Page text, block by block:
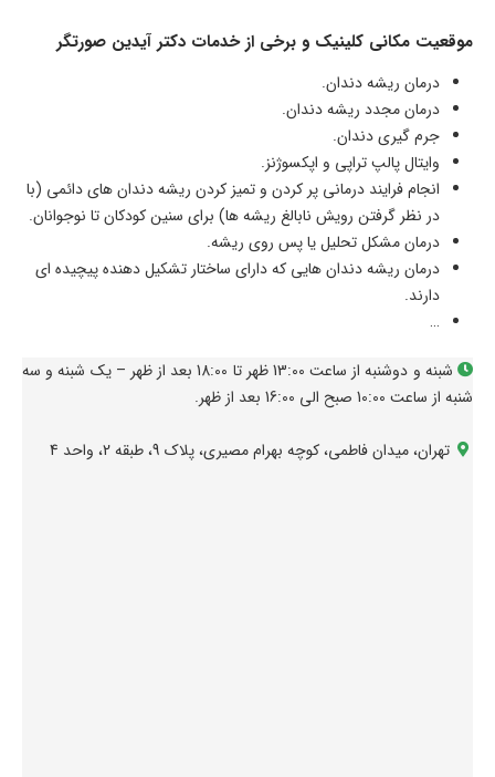
موقعیت مکانی کلینیک و برخی از خدمات دکتر آیدین صورتگر
درمان ریشه دندان.
درمان مجدد ریشه دندان.
جرم گیری دندان.
وایتال پالپ تراپی و اپکسوژنز.
انجام فرایند درمانی پر کردن و تمیز کردن ریشه دندان های دائمی (با
در نظر گرفتن رویش نابالغ ریشه ها) برای سنین کودکان تا نوجوانان.
درمان مشکل تحلیل یا پس روی ریشه.
درمان ریشه دندان هایی که دارای ساختار تشکیل دهنده پیچیده ای
دارند.
…
شبنه و دوشنبه از ساعت 13:00 ظهر تا 18:00 بعد از ظهر – یک شبنه و سه
شنبه از ساعت 10:00 صبح الی 16:00 بعد از ظهر.
تهران، میدان فاطمی، کوچه بهرام مصیری، پلاک 9، طبقه 2، واحد 4